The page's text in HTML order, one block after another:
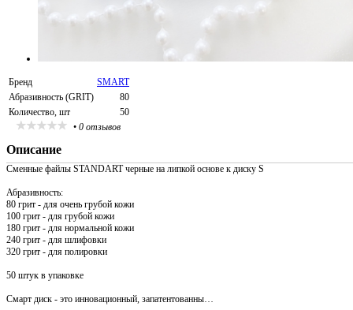
Бренд
SMART
Абразивность (GRIT)
80
Количество, шт
50
• 0 отзывов
Описание
Сменные файлы STANDART черные на липкой основе к диску S
Абразивность:
80 грит - для очень грубой кожи
100 грит - для грубой кожи
180 грит - для нормальной кожи
240 грит - для шлифовки
320 грит - для полировки
50 штук в упаковке
Смарт диск - это инновационный, запатентованны…